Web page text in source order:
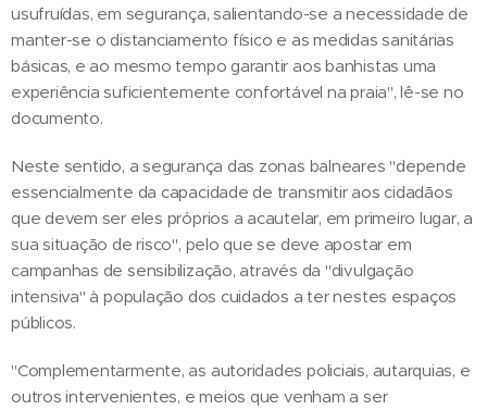
usufruídas, em segurança, salientando-se a necessidade de
manter-se o distanciamento físico e as medidas sanitárias
básicas, e ao mesmo tempo garantir aos banhistas uma
experiência suficientemente confortável na praia", lê-se no
documento.
Neste sentido, a segurança das zonas balneares "depende
essencialmente da capacidade de transmitir aos cidadãos
que devem ser eles próprios a acautelar, em primeiro lugar, a
sua situação de risco", pelo que se deve apostar em
campanhas de sensibilização, através da "divulgação
intensiva" à população dos cuidados a ter nestes espaços
públicos.
"Complementarmente, as autoridades policiais, autarquias, e
outros intervenientes, e meios que venham a ser